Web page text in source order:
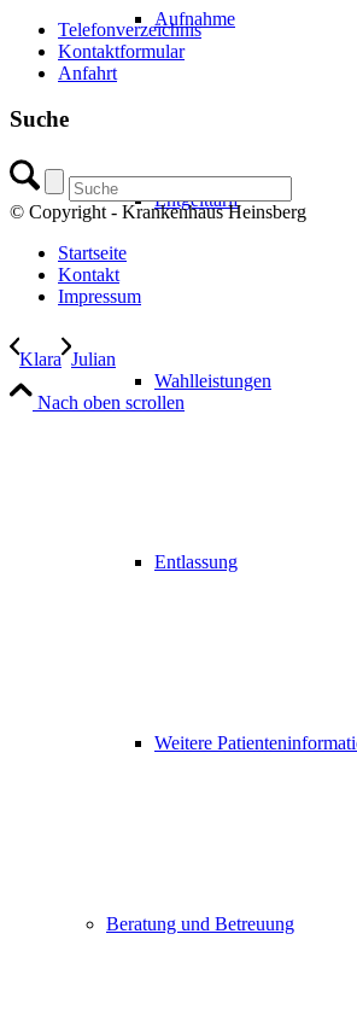
Aufnahme
Entgelttarif
Wahlleistungen
Entlassung
Weitere
Beratung und Betreuung
Telefonverzeichnis
Kontaktformular
Anfahrt
Suche
© Copyright - Krankenhaus Heinsberg
Startseite
Kontakt
Impressum
Klara Julian
Nach oben scrollen